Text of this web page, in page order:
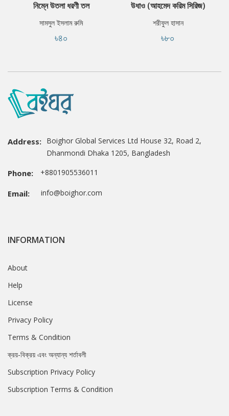
নিম্নে উতলা ধরণী তল
সামসুল ইসলাম রুমি
৳৪০
উধাও (আহমেদ করিম সিরিজ)
শরীফুল হাসান
৳৮০
Address: Boighor Global Services Ltd House 32, Road 2,
Dhanmondi Dhaka 1205, Bangladesh
Phone: +8801905536011
Email: info@boighor.com
INFORMATION
About
Help
License
Privacy Policy
Terms & Condition
ক্রয়-বিক্রয় এবং অন্যান্য শর্তাবলী
Subscription Privacy Policy
Subscription Terms & Condition